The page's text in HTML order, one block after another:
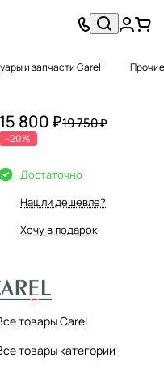
и запчасти Carel
15 800 ₽19 750 ₽
-20%
Достаточно
Нашли дешевле?
Хочу в подарок
товары Carel
товары категории